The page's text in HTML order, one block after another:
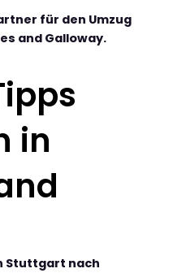
für den Umzug
and Galloway.
in
Stuttgart nach